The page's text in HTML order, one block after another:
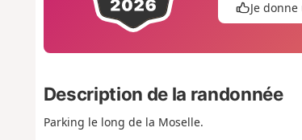
Je
Description de la randonnée
Parking le long de la Moselle.